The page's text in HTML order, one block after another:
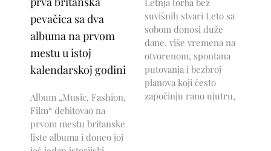
pevačica sa dva
albuma na prvom
mestu u istoj
kalendarskoj godini
Album „Music, Fashion,
Film“ debitovao na
prvom mestu britanske
liste albuma i doneo joj
suvišnih stvari Leto sa
sobom donosi duže
dane, više vremena na
otvorenom, spontana
putovanja i bezbroj
planova koji često
započinju rano ujutru,